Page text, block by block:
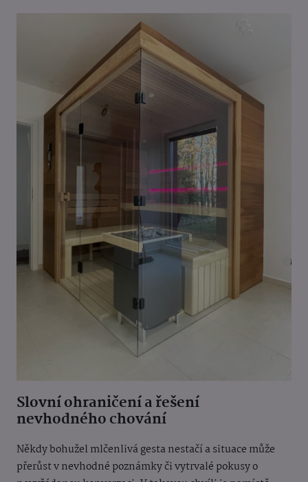
Slovní ohraničení a řešení
nevhodného chování
Někdy bohužel mlčenlivá gesta nestačí a situace může
přerůst v nevhodné poznámky či vytrvalé pokusy o